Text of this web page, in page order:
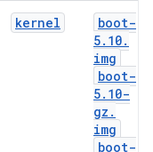
kernel
boot-
5. 10.
img
boot-
5. 10-
gz .
img
boot-